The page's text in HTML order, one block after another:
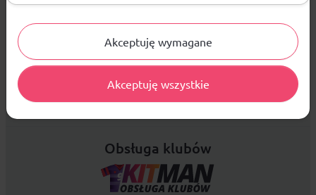
Sprzedaż hurtowa
Platforma B2B zapewnia profesjonalną obsługę biznesową i
Obsługa klubów
Akceptuję wymagane
Akceptuję wszystkie